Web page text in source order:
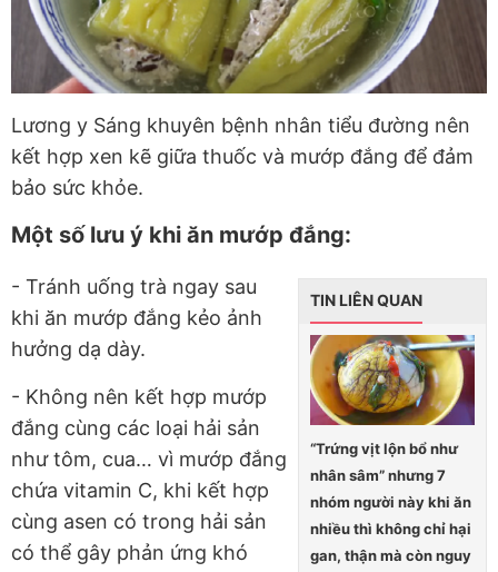
Lương y Sáng khuyên bệnh nhân tiểu đường nên
kết hợp xen kẽ giữa thuốc và mướp đắng để đảm
bảo sức khỏe.
Một số lưu ý khi ăn mướp đắng:
TIN LIÊN QUAN
“Trứng vịt lộn bổ như
nhân sâm” nhưng 7
nhóm người này khi ăn
nhiều thì không chỉ hại
gan, thận mà còn nguy
- Tránh uống trà ngay sau
khi ăn mướp đắng kẻo ảnh
hưởng dạ dày.
- Không nên kết hợp mướp
đắng cùng các loại hải sản
như tôm, cua… vì mướp đắng
chứa vitamin C, khi kết hợp
cùng asen có trong hải sản
có thể gây phản ứng khó